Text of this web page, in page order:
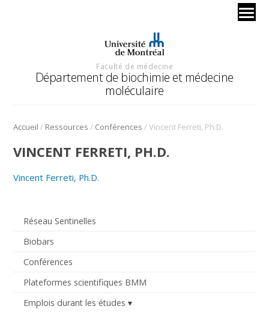
Faculté de médecine
Département de biochimie et médecine
moléculaire
Accueil / Ressources / Conférences /Vincent Ferreti, Ph.D.
Réseau Sentinelles
Biobars
Conférences
Plateformes scientifiques BMM
Emplois durant les études
VINCENT FERRETI, PH.D.
Vincent Ferreti, Ph.D.